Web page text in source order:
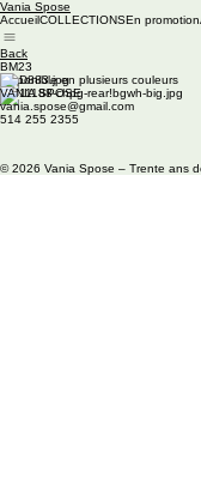
Vania Spose
AccueilCOLLECTIONSEn promotion
Back
BM23
Disponible en plusieurs couleurs
VANIA SPOSE
vania.spose@gmail.com
514 255 2355
© 2026 Vania Spose – Trente ans